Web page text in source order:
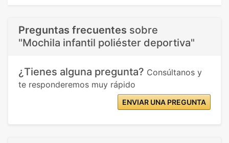
Preguntas frecuentes sobre
"Mochila infantil poliéster deportiva"
¿Tienes alguna pregunta? Consúltanos y
te responderemos muy rápido
ENVIAR UNA PREGUNTA